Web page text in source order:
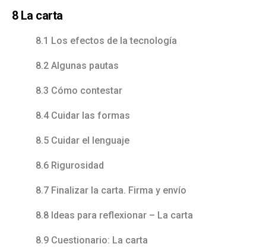
8 La carta
8.1 Los efectos de la tecnología
8.2 Algunas pautas
8.3 Cómo contestar
8.4 Cuidar las formas
8.5 Cuidar el lenguaje
8.6 Rigurosidad
8.7 Finalizar la carta. Firma y envío
8.8 Ideas para reflexionar – La carta
8.9 Cuestionario: La carta